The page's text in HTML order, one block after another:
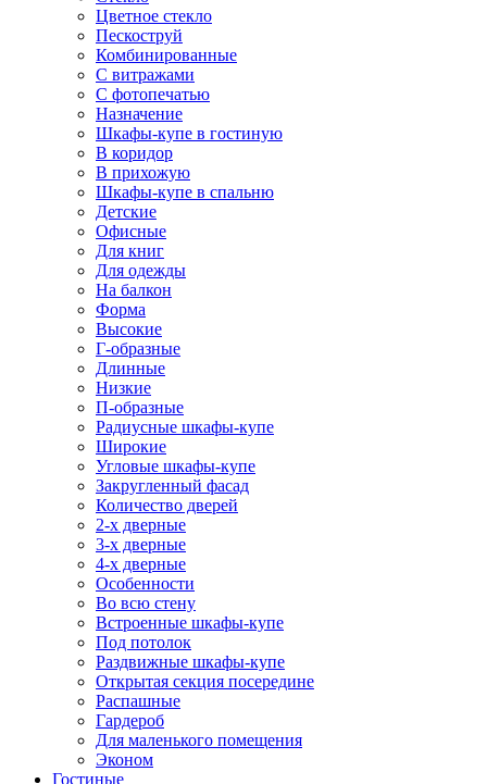
Цветное стекло
Пескоструй
Комбинированные
С витражами
С фотопечатью
Назначение
Шкафы-купе в гостиную
В коридор
В прихожую
Шкафы-купе в спальню
Детские
Офисные
Для книг
Для одежды
На балкон
Форма
Высокие
Г-образные
Длинные
Низкие
П-образные
Радиусные шкафы-купе
Широкие
Угловые шкафы-купе
Закругленный фасад
Количество дверей
2-х дверные
3-х дверные
4-х дверные
Особенности
Во всю стену
Встроенные шкафы-купе
Под потолок
Раздвижные шкафы-купе
Открытая секция посередине
Распашные
Гардероб
Для маленького помещения
Эконом
Гостиные